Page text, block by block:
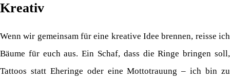
Kreativ
Wenn wir gemeinsam für eine kreative Idee brennen, reisse ich
Bäume für euch aus. Ein Schaf, dass die Ringe bringen soll,
Tattoos statt Eheringe oder eine Mottotrauung – ich bin zu